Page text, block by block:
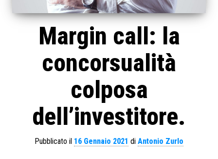
Margin call: la
concorsualità
colposa
dell’investitore.
Pubblicato il 16 Gennaio 2021 di Antonio Zurlo